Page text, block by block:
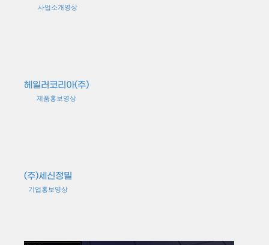
사업소개영상
헤일러코리아(주)
제품홍보영상
(주)세신정밀
기업홍보영상